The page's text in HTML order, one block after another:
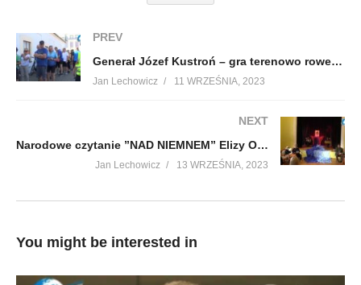
PREV
Generał Józef Kustroń – gra terenowo rowerowa
Jan Lechowicz 11 WRZEŚNIA, 2023
NEXT
Narodowe czytanie ”NAD NIEMNEM” Elizy Orzeszkowej CKiS w Cieszanowie
Jan Lechowicz 13 WRZEŚNIA, 2023
You might be interested in